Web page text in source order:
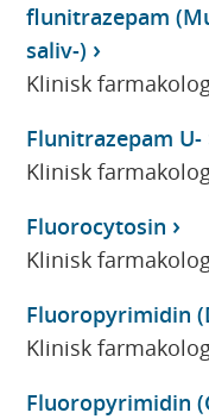
flunitrazepam
saliv-)
Klinisk
Flunitrazepam U-
Klinisk
Fluorocytosin
Klinisk
Fluoropyrimidin
Klinisk
Fluoropyrimidin